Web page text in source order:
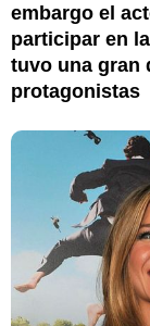
embargo el
participar en
tuvo una gran
protagonistas